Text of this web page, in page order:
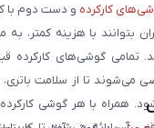
کارکرده و دست دوم با
بتوانند با هزینه کمتر،
تمامی گوشی‌های کارکرده
تا از سلامت
همراه با هر گوشی